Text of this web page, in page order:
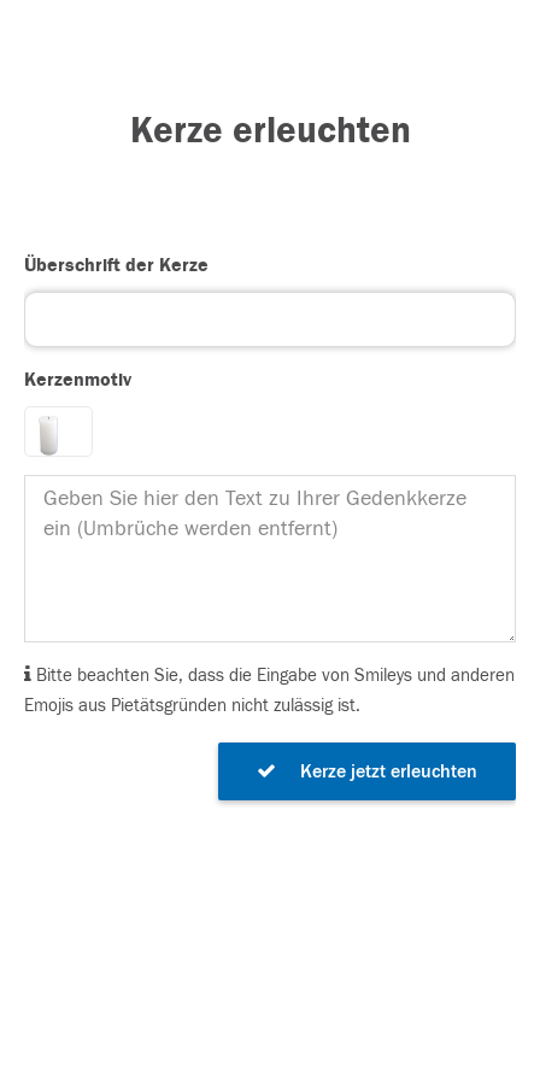
Kerze erleuchten
Überschrift der Kerze
Kerzenmotiv
Bitte beachten Sie, dass die Eingabe von Smileys und anderen
Emojis aus Pietätsgründen nicht zulässig ist.
Kerze jetzt erleuchten